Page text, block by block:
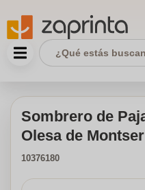
Sombrero de
Olesa de
10376180